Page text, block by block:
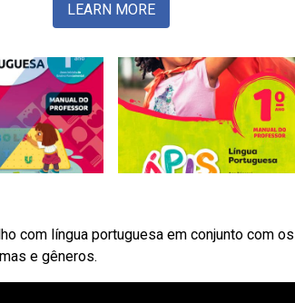
LEARN MORE
com língua portuguesa em conjunto com
e gêneros.